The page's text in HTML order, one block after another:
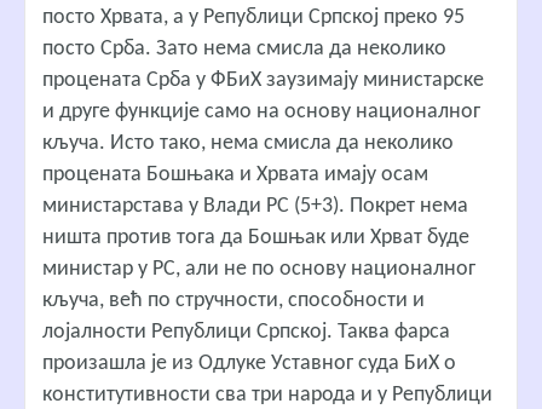
посто Хрвата, а у Републици Српској преко 95
посто Срба. Зато нема смисла да неколико
процената Срба у ФБиХ заузимају министарске
и друге функције само на основу националног
кључа. Исто тако, нема смисла да неколико
процената Бошњака и Хрвата имају осам
министарстава у Влади РС (5+3). Покрет нема
ништа против тога да Бошњак или Хрват буде
министар у РС, али не по основу националног
кључа, већ по стручности, способности и
лојалности Републици Српској. Таква фарса
произашла је из Одлуке Уставног суда БиХ о
конститутивности сва три народа и у Републици